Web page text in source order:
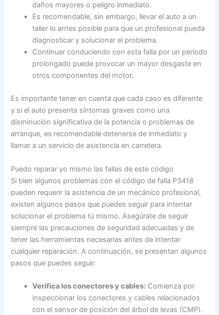
daños mayores o peligro inmediato.
Es recomendable, sin embargo, llevar el auto a un
taller lo antes posible para que un profesional pueda
diagnosticar y solucionar el problema.
Continuar conduciendo con esta falla por un período
prolongado puede provocar un mayor desgaste en
otros componentes del motor.
Es importante tener en cuenta que cada caso es diferente
y si el auto presenta síntomas graves como una
disminución significativa de la potencia o problemas de
arranque, es recomendable detenerse de inmediato y
llamar a un servicio de asistencia en carretera.
Puedo reparar yo mismo las fallas de este código
Si bien algunos problemas con el código de falla P3418
pueden requerir la asistencia de un mecánico profesional,
existen algunos pasos que puedes seguir para intentar
solucionar el problema tú mismo. Asegúrate de seguir
siempre las precauciones de seguridad adecuadas y de
tener las herramientas necesarias antes de intentar
cualquier reparación. A continuación, se presentan algunos
pasos que puedes seguir:
Verifica los conectores y cables: Comienza por
inspeccionar los conectores y cables relacionados
con el sensor de posición del árbol de levas (CMP).